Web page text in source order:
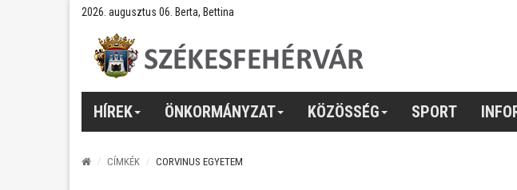
2026. augusztus 06. Berta, Bettina
HÍREK ÖNKORMÁNYZAT KÖZÖSSÉG SPORT
CÍMKÉK CORVINUS EGYETEM